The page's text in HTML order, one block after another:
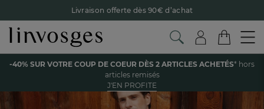
Livraison offerte dès 90€ d’achat
Retour offert avec Colissimo* !
Payez en 3x ou 4x sans frais avec Alma
Le parrainage Linvosges : offrez 15€, recevez 15€ !
Je
découvre
-40% sur votre coup de coeurdès 2 articles achetés !
profite
-40% SUR VOTRE COUP DE COEUR DÈS 2 ARTICLES ACHETÉS* hors
articles remisés
J'EN PROFITE
Voir tous les produits de la catégorie